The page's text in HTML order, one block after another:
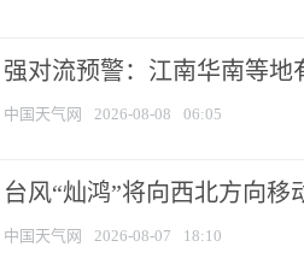
强对流预警：江南华南等地
中国天气网 2026-08-08 06:05
台风“灿鸿”将向西北方向移
中国天气网 2026-08-07 18:10